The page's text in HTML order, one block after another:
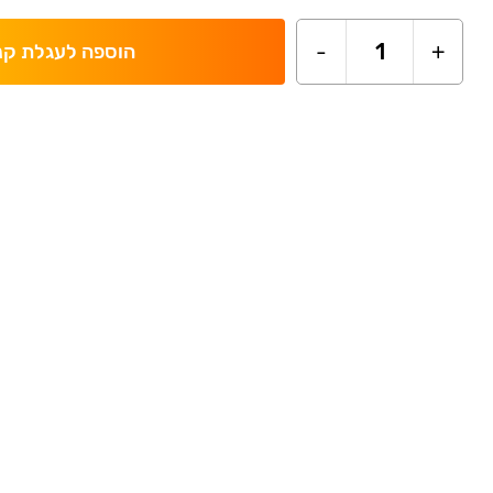
+
1
- הוספה לעגלת